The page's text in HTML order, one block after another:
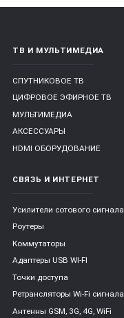
ТВ И МУЛЬТИМЕДИА
СПУТНИКОВОЕ ТВ
ЦИФРОВОЕ ЭФИРНОЕ ТВ
МУЛЬТИМЕДИА
АКСЕССУАРЫ
HDMI ОБОРУДОВАНИЕ
СВЯЗЬ И ИНТЕРНЕТ
Усилители сотового сигнала
Роутеры
Коммутаторы
Адаптеры USB WI-FI
Точки доступа
Ретрансляторы Wi-Fi сигнала
Антенны GSM, 3G, 4G, WiFi